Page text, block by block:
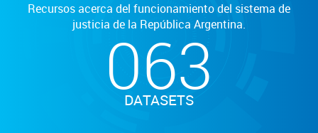
Recursos acerca del funcionamiento del sistema de
justicia de la República Argentina.
063
DATASETS